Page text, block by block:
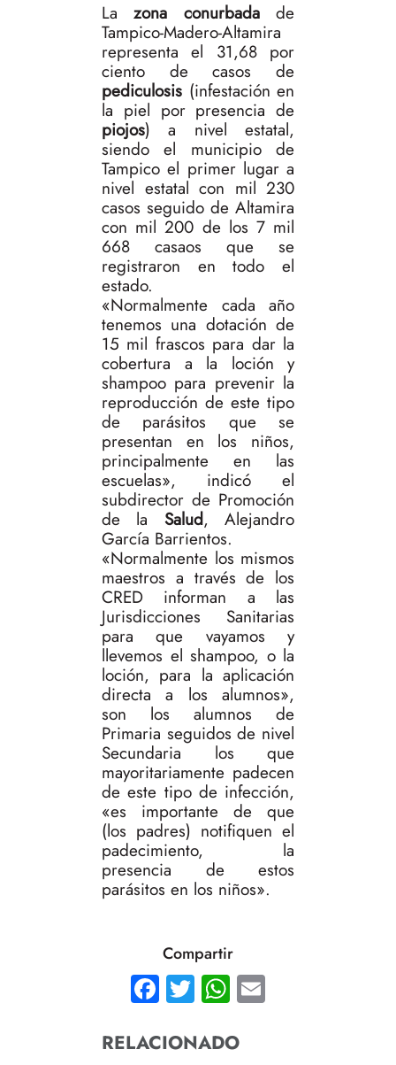
Lazona conurbadade
Tampico-Madero-Altamira
representa el 31,68 por
ciento de casos de
pediculosis (infestación en
la piel por presencia de
piojos) a nivel estatal,
siendo el municipio de
Tampico el primer lugar a
nivel estatal con mil 230
casos seguido de Altamira
con mil 200 de los 7 mil
668 casaos que se
registraron en todo el
estado.
«Normalmente cada año
tenemos una dotación de
15 mil frascos para dar la
cobertura a la loción y
shampoo para prevenir la
reproducción de este tipo
de parásitos que se
presentan en los niños,
principalmente en las
escuelas», indicó el
subdirector de Promoción
de la Salud, Alejandro
García Barrientos.
«Normalmente los mismos
maestros a través de los
CRED informan a las
Jurisdicciones Sanitarias
para que vayamos y
llevemos el shampoo, o la
loción, para la aplicación
directa a los alumnos»,
son los alumnos de
Primaria seguidos de nivel
Secundaria los que
mayoritariamente padecen
de este tipo de infección,
«es importante de que
(los padres) notifiquen el
padecimiento, la
presencia de estos
parásitos en los niños».
Compartir
Facebook
TwitterWhatsApp
RELACIONADO